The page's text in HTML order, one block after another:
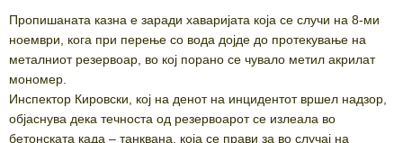
Пропишаната казна е заради хаваријата која се случи на 8-ми
ноември, кога при перење со вода дојде до протекување на
металниот резервоар, во кој порано се чувало метил акрилат
мономер.
Инспектор Кировски, кој на денот на инцидентот вршел надзор,
објаснува дека течноста од резервоарот се излеала во
бетонската када – танквана, која се прави за во случај на